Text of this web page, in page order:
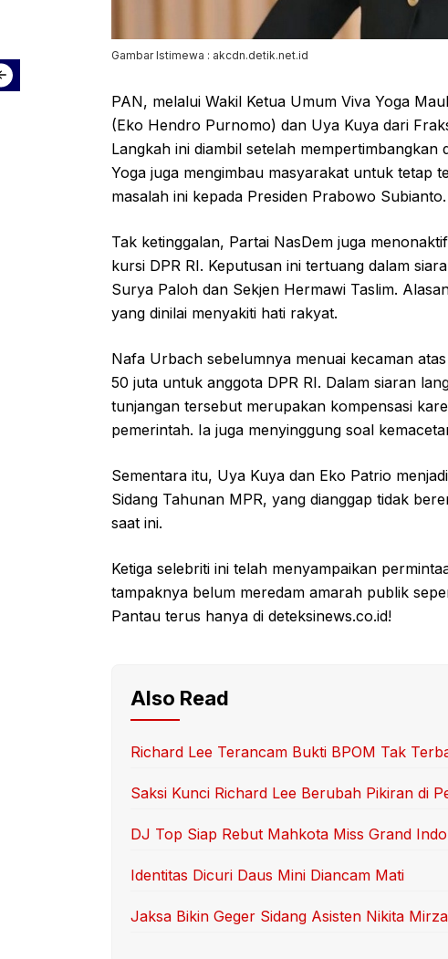
Gambar Istimewa : akcdn.detik.net.id
PAN, melalui Wakil Ketua Umum Viva Yoga
(Eko Hendro Purnomo) dan Uya Kuya dari
Langkah ini diambil setelah
Yoga juga mengimbau masyarakat untuk tetap
masalah ini kepada Presiden Prabowo Subianto.
Tak ketinggalan, Partai NasDem juga
kursi DPR RI. Keputusan ini tertuang dalam
Surya Paloh dan Sekjen Hermawi Taslim.
yang dinilai menyakiti hati rakyat.
Nafa Urbach sebelumnya menuai kecaman
50 juta untuk anggota DPR RI. Dalam siaran
tunjangan tersebut merupakan kompensasi
pemerintah. Ia juga menyinggung soal
Sementara itu, Uya Kuya dan Eko Patrio
Sidang Tahunan MPR, yang dianggap tidak
saat ini.
Ketiga selebriti ini telah menyampaikan
tampaknya belum meredam amarah publik
Pantau terus hanya di deteksinews.co.id!
Also Read
Richard Lee Terancam Bukti BPOM Tak
Saksi Kunci Richard Lee Berubah Pikiran di
DJ Top Siap Rebut Mahkota Miss Grand
Identitas Dicuri Daus Mini Diancam Mati
Jaksa Bikin Geger Sidang Asisten Nikita